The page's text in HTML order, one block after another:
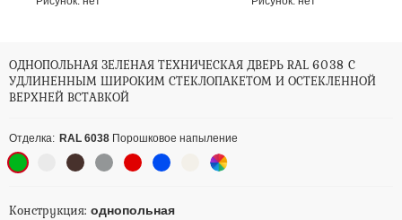
ОДНОПОЛЬНАЯ ЗЕЛЕНАЯ ТЕХНИЧЕСКАЯ ДВЕРЬ RAL 6038 С
УДЛИНЕННЫМ ШИРОКИМ СТЕКЛОПАКЕТОМ И ОСТЕКЛЕННОЙ
ВЕРХНЕЙ ВСТАВКОЙ
Отделка: RAL 6038 Порошковое напыление
Конструкция: однопольная